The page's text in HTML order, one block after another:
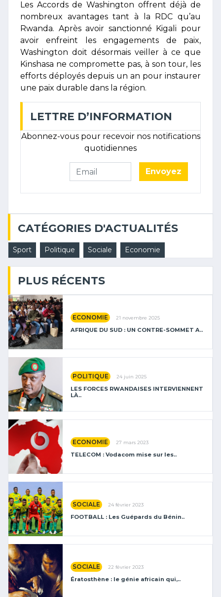
Les Accords de Washington offrent déjà de
nombreux avantages tant à la RDC qu’au
Rwanda. Après avoir sanctionné Kigali pour
avoir enfreint les engagements de paix,
Washington doit désormais veiller à ce que
Kinshasa ne compromette pas, à son tour, les
efforts déployés depuis un an pour instaurer
une paix durable dans la région.
LETTRE D’INFORMATION
Abonnez-vous pour recevoir nos notifications
quotidiennes
Envoyez
CATÉGORIES D'ACTUALITÉS
Sport Politique Sociale Economie
PLUS RÉCENTS
ECONOMIE 21 novembre 2025
AFRIQUE DU SUD : UN CONTRE-SOMMET A..
POLITIQUE 24 juin 2025
LES FORCES RWANDAISES INTERVIENNENT
LÀ..
ECONOMIE 27 mars 2023
TELECOM : Vodacom mise sur les..
SOCIALE 24 février 2023
FOOTBALL : Les Guépards du Bénin..
SOCIALE 22 février 2023
Ératosthène : le génie africain qui,..